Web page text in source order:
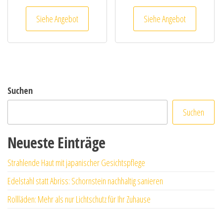
Siehe Angebot Siehe Angebot
Suchen
Suchen
Neueste Einträge
Strahlende Haut mit japanischer Gesichtspflege
Edelstahl statt Abriss: Schornstein nachhaltig sanieren
Rollläden: Mehr als nur Lichtschutz für Ihr Zuhause